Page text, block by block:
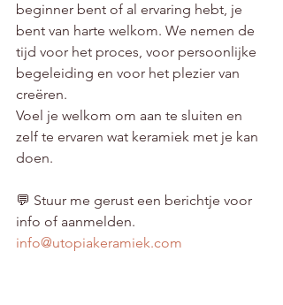
beginner bent of al ervaring hebt, je
bent van harte welkom. We nemen de
tijd voor het proces, voor persoonlijke
begeleiding en voor het plezier van
creëren.
Voel je welkom om aan te sluiten en
zelf te ervaren wat keramiek met je kan
doen.
💬 Stuur me gerust een berichtje voor
info of aanmelden.
info@utopiakeramiek.com